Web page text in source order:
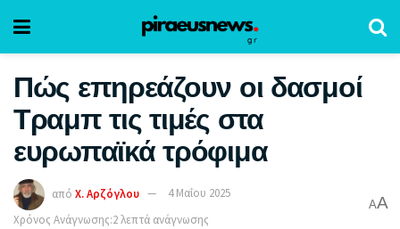
Πώς επηρεάζουν οι δασμοί
Τραμπ τις τιμές στα
ευρωπαϊκά τρόφιμα
από Χ. Αρζόγλου
4 Μαΐου 2025
Χρόνος Ανάγνωσης:2 λεπτά ανάγνωσης
AA